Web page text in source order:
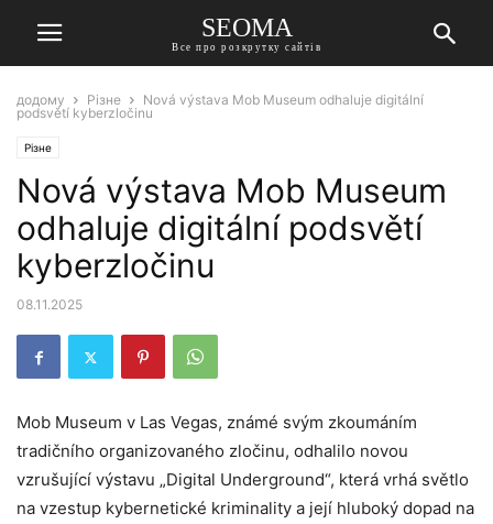
SEOMA
Все про розкрутку сайтів
додому Різне
Nová výstava Mob Museum odhaluje digitální
podsvětí kyberzločinu
Різне
Nová výstava Mob Museum
odhaluje digitální podsvětí
kyberzločinu
08.11.2025
Mob Museum v Las Vegas, známé svým zkoumáním
tradičního organizovaného zločinu, odhalilo novou
vzrušující výstavu „Digital Underground“, která vrhá světlo
na vzestup kybernetické kriminality a její hluboký dopad na